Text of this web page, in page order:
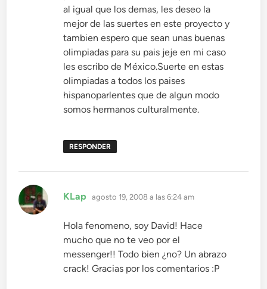
al igual que los demas, les deseo la
mejor de las suertes en este proyecto y
tambien espero que sean unas buenas
olimpiadas para su pais jeje en mi caso
les escribo de México.Suerte en estas
olimpiadas a todos los paises
hispanoparlentes que de algun modo
somos hermanos culturalmente.
RESPONDER
KLap dice:
agosto 19, 2008 a las 6:24 am
Hola fenomeno, soy David! Hace
mucho que no te veo por el
messenger!! Todo bien ¿no? Un abrazo
crack! Gracias por los comentarios :P